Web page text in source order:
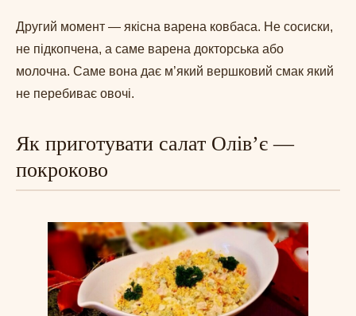
Другий момент — якісна варена ковбаса. Не сосиски,
не підкопчена, а саме варена докторська або
молочна. Саме вона дає м’який вершковий смак який
не перебиває овочі.
Як приготувати салат Олів’є —
покроково